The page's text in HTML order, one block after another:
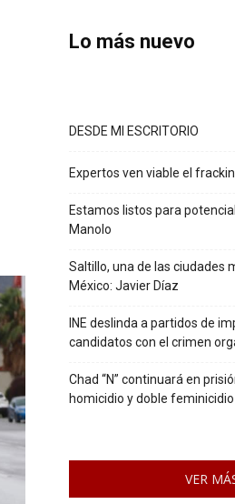
Lo más nuevo
DESDE MI ESCRITORIO
Expertos ven viable el
Estamos listos para
Manolo
Saltillo, una de las ciudades
México: Javier Díaz
INE deslinda a partidos de
candidatos con el crimen
Chad “N” continuará en
homicidio y doble feminicidio
VER